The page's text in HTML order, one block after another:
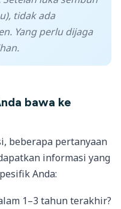
tidak ada
Yang perlu dijaga
bawa ke
beberapa pertanyaan
informasi yang
Anda:
1–3 tahun terakhir?